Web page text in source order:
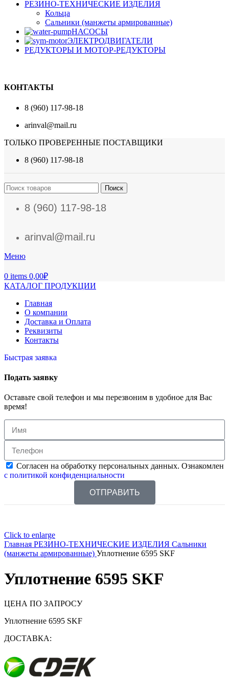
РЕЗИНО-ТЕХНИЧЕСКИЕ ИЗДЕЛИЯ
Кольца
Сальники (манжеты армированные)
НАСОСЫ
ЭЛЕКТРОДВИГАТЕЛИ
РЕДУКТОРЫ И МОТОР-РЕДУКТОРЫ
КОНТАКТЫ
8 (960) 117-98-18
arinval@mail.ru
ТОЛЬКО ПРОВЕРЕННЫЕ ПОСТАВЩИКИ
8 (960) 117-98-18
Поиск
8 (960) 117-98-18
arinval@mail.ru
Меню
0 items 0,00₽
КАТАЛОГ ПРОДУКЦИИ
Главная
О компании
Доставка и Оплата
Реквизиты
Контакты
Быстрая заявка
Подать заявку
Оставьте свой телефон и мы перезвоним в удобное для Вас
время!
Согласен на обработку персональных данных. Ознакомлен
с политикой конфиденциальности
ОТПРАВИТЬ
Click to enlarge
Главная РЕЗИНО-ТЕХНИЧЕСКИЕ ИЗДЕЛИЯ Сальники
(манжеты армированные) Уплотнение 6595 SKF
Уплотнение 6595 SKF
ЦЕНА ПО ЗАПРОСУ
Уплотнение 6595 SKF
ДОСТАВКА: